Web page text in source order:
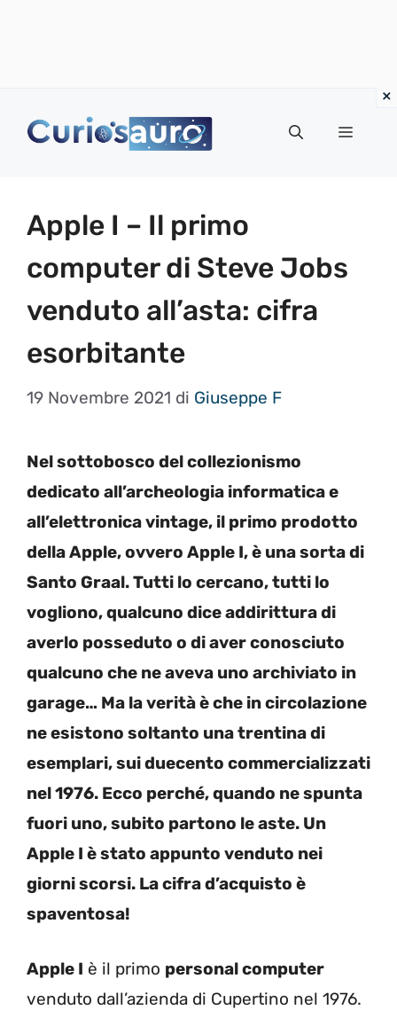
Menu
Apple I – Il primo
computer di Steve Jobs
venduto all’asta: cifra
esorbitante
19 Novembre 2021 di Giuseppe F
Nel sottobosco del collezionismo
dedicato all’archeologia informatica e
all’elettronica vintage, il primo prodotto
della Apple, ovvero Apple I, è una sorta di
Santo Graal. Tutti lo cercano, tutti lo
vogliono, qualcuno dice addirittura di
averlo posseduto o di aver conosciuto
qualcuno che ne aveva uno archiviato in
garage… Ma la verità è che in circolazione
ne esistono soltanto una trentina di
esemplari, sui duecento commercializzati
nel 1976. Ecco perché, quando ne spunta
fuori uno, subito partono le aste. Un
Apple I è stato appunto venduto nei
giorni scorsi. La cifra d’acquisto è
spaventosa!
Apple I è il primo personal computer
venduto dall’azienda di Cupertino nel 1976.